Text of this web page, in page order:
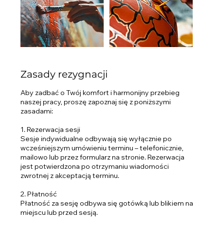
Zasady rezygnacji
Aby zadbać o Twój komfort i harmonijny przebieg
naszej pracy, proszę zapoznaj się z poniższymi
zasadami:
1. Rezerwacja sesji
Sesje indywidualne odbywają się wyłącznie po
wcześniejszym umówieniu terminu – telefonicznie,
mailowo lub przez formularz na stronie. Rezerwacja
jest potwierdzona po otrzymaniu wiadomości
zwrotnej z akceptacją terminu.
2. Płatność
Płatność za sesję odbywa się gotówką lub blikiem na
miejscu lub przed sesją.